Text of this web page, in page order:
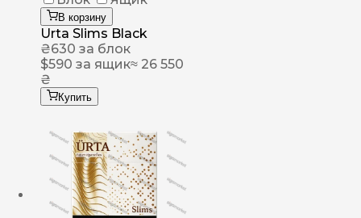
В корзину
Urta Slims Black
₴630 за блок
$590 за ящик≈ 26 550
₴
Купить